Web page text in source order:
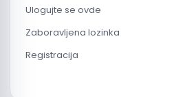
Ulogujte se ovde
Zaboravljena lozinka
Registracija